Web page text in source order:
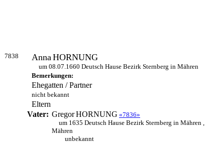
7838 AnnaHORNUNG
um 08.07.1660 Deutsch Hause Bezirk Sternberg in Mähren
Bemerkungen:
Ehegatten / Partner
nicht bekannt
Eltern
Vater: GregorHORNUNG «7836»
um 1635 Deutsch Hause Bezirk Sternberg in Mähren ,
Mähren
unbekannt